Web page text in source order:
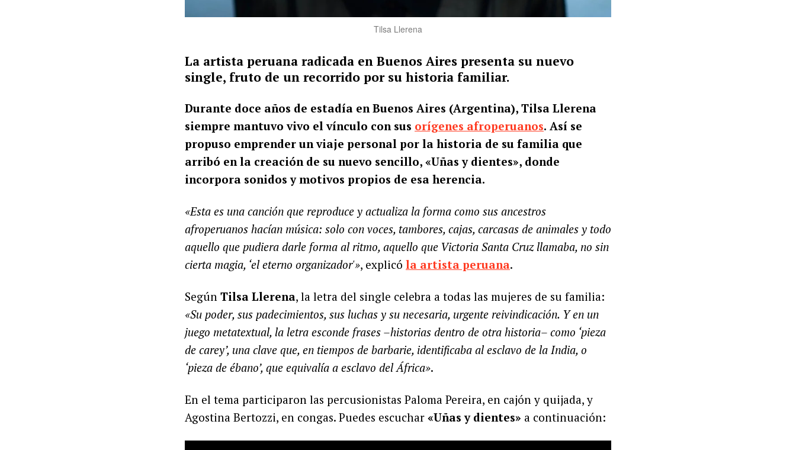
Tilsa Llerena
La artista peruana radicada en Buenos Aires presenta su nuevo
single, fruto de un recorrido por su historia familiar.
Durante doce años de estadía en Buenos Aires (Argentina), Tilsa Llerena
siempre mantuvo vivo el vínculo con sus orígenes afroperuanos. Así se
propuso emprender un viaje personal por la historia de su familia que
arribó en la creación de su nuevo sencillo, «Uñas y dientes», donde
incorpora sonidos y motivos propios de esa herencia.
«Esta es una canción que reproduce y actualiza la forma como sus ancestros
afroperuanos hacían música: solo con voces, tambores, cajas, carcasas de animales y todo
aquello que pudiera darle forma al ritmo, aquello que Victoria Santa Cruz llamaba, no sin
cierta magia, ‘el eterno organizador'», explicó la artista peruana.
Según Tilsa Llerena, la letra del single celebra a todas las mujeres de su familia:
«Su poder, sus padecimientos, sus luchas y su necesaria, urgente reivindicación. Y en un
juego metatextual, la letra esconde frases –historias dentro de otra historia– como ‘pieza
de carey’, una clave que, en tiempos de barbarie, identificaba al esclavo de la India, o
‘pieza de ébano’, que equivalía a esclavo del África».
En el tema participaron las percusionistas Paloma Pereira, en cajón y quijada, y
Agostina Bertozzi, en congas. Puedes escuchar «Uñas y dientes» a continuación: